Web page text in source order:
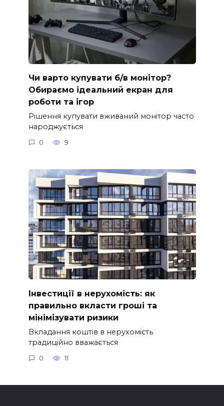
Чи варто купувати б/в монітор?
Обираємо ідеальний екран для
роботи та ігор
Рішення купувати вживаний монітор часто
народжується
0 9
Інвестиції в нерухомість: як
правильно вкласти гроші та
мінімізувати ризики
Вкладання коштів в нерухомість
традиційно вважається
0 11